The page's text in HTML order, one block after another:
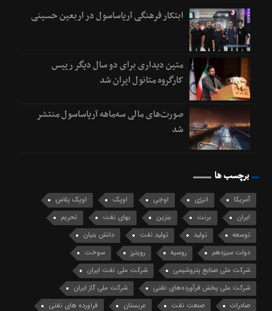
ابتکار فرهنگی آریاساسول در اربعین حسینی
متین دیداری برای دو سال دیگر رییس
کارگروه متانول ایران شد
صورت‌های مالی سه‌ماهه آریاساسول منتشر
شد
برچسب ها
آمریکا انرژی اوجی اوپک
اوپک پلاس
ایران
برنت بنزین بهای نفت
تحریم
توسعه
تولید تولید نفت
دانش بنیان
دولت سیزدهم
روسیه رویترز
سوخت
شرکت ملی صنایع پتروشیمی
شرکت ملی نفت ایران
شرکت ملی پخش فرآورده‌های نفتی
شرکت ملی گاز ایران
صادرات
صنعت نفت عربستان فراورده های نفتی